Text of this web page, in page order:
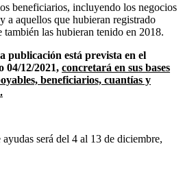
beneficiarios, incluyendo los negocios
a aquellos que hubieran registrado
también las hubieran tenido en 2018.
publicación está prevista en el
04/12/2021, concretará en sus bases
beneficiarios, cuantías y
será del 4 al 13 de diciembre,